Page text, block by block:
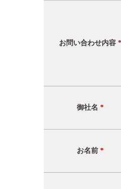
お問い合わせ内容 *
御社名 *
お名前 *